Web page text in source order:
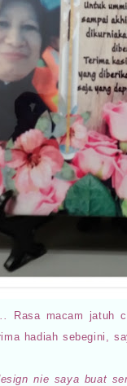
Rasa macam jatuh
hadiah sebegini,
nie saya buat